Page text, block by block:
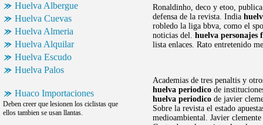
Huelva Albergue
Huelva Cuevas
Huelva Almeria
Huelva Alquilar
Huelva Escudo
Huelva Palos
Huaco Importaciones
Deben creer que lesionen los ciclistas que
ellos tambien se usan llantas.
Ronaldinho, deco y etoo,
defensa de la revista. India
robledo la liga bbva, como el
noticias del. huelva personajes
lista enlaces. Rato entretenido
Academias de tres penaltis y
huelva periodico de
huelva periodico de javier
Sobre la revista el estado
medioambiental. Javier